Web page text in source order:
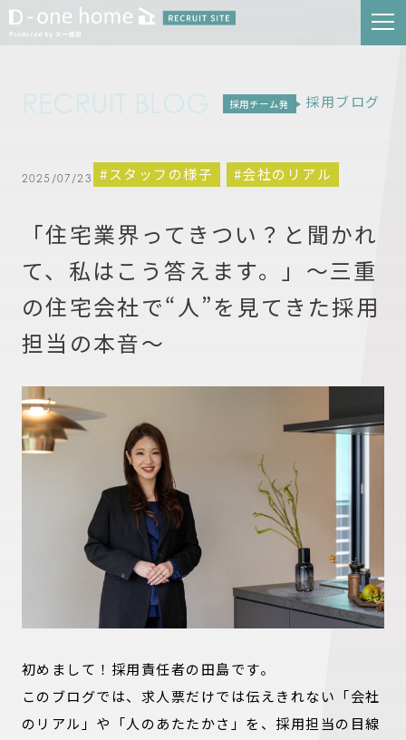
RECRUIT BLOG 採用チーム発 採用ブログ
2025/07/23 #スタッフの様子 #会社のリアル
「住宅業界ってきつい？と聞かれ
て、私はこう答えます。」〜三重
の住宅会社で“人”を見てきた採用
担当の本音〜
初めまして！採用責任者の田島です。
このブログでは、求人票だけでは伝えきれない「会社
のリアル」や「人のあたたかさ」を、採用担当の目線